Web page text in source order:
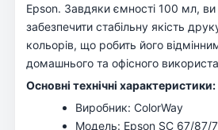
Epson. Завдяки ємності 100 мл,
забезпечити стабільну якість
кольорів, що робить його
домашнього та офісного
Основні технічні характеристики:
Виробник: ColorWay
Модель: Epson SC 67/87/